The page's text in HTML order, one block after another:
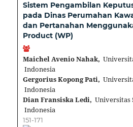
Sistem Pengambilan
pada Dinas Perumahan
dan Pertanahan
Product (WP)
Maichel Avenio Nahak,
Indonesia
Gergorius Kopong Pati,
Indonesia
Dian Fransiska Ledi, Universitas
Indonesia
151-171